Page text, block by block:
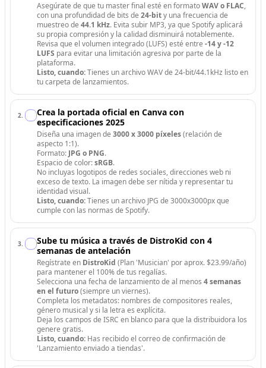
Asegúrate de que tu master final esté en formatoWAV o FLAC,
con una profundidad de bits de 24-bity una frecuencia de
muestreo de 44.1 kHz. Evita subir MP3, ya que Spotify aplicará
su propia compresión y la calidad disminuirá notablemente.
Revisa que el volumen integrado (LUFS) esté entre -14 y -12
LUFS para evitar una limitación agresiva por parte de la
plataforma.
Listo, cuando:Tienes un archivo WAV de 24-bit/44.1kHz listo en
tu carpeta de lanzamientos.
2.
Crea la portada oficial en Canva con
especificaciones 2025
Diseña una imagen de 3000 x 3000 píxeles(relación de
aspecto 1:1).
Formato: JPG o PNG.
Espacio de color:sRGB.
No incluyas logotipos de redes sociales, direcciones web ni
exceso de texto. La imagen debe ser nítida y representar tu
identidad visual.
Listo, cuando:Tienes un archivo JPG de 3000x3000px que
cumple con las normas de Spotify.
3.
Sube tu música a través de DistroKid con 4
semanas de antelación
Regístrate en DistroKid (Plan 'Musician' por aprox. $23.99/año)
para mantener el 100% de tus regalías.
Selecciona una fecha de lanzamiento de al menos 4 semanas
en el futuro(siempre un viernes).
Completa los metadatos: nombres de compositores reales,
género musical y si la letra es explícita.
Deja los campos de ISRC en blanco para que la distribuidora los
genere gratis.
Listo, cuando: Has recibido el correo de confirmación de
'Lanzamiento enviado a tiendas'.